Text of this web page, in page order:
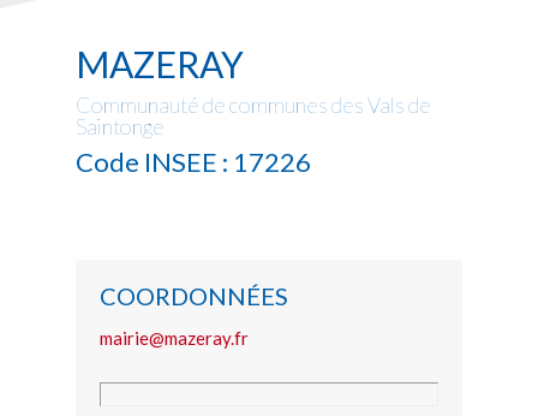
MAZERAY
Communauté de communes des Vals de
Saintonge
Code INSEE : 17226
COORDONNÉES
mairie@mazeray.fr